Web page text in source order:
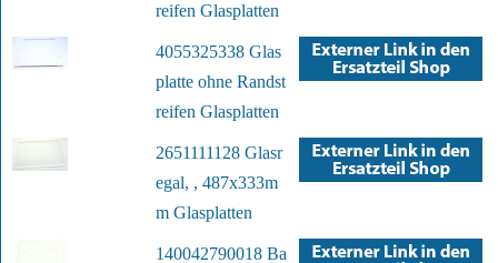
reifen Glasplatten
4055325338 Glas
platte ohne Randst
reifen Glasplatten
2651111128 Glasr
egal, , 487x333m
m Glasplatten
140042790018 Ba